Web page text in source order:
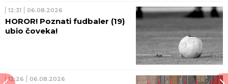
12:31 06.08.2026
HOROR! Poznati fudbaler (19)
ubio čoveka!
12:26 06.08.2026